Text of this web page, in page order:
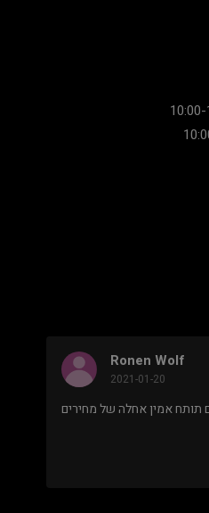
Ronen Wolf
2021-01-20